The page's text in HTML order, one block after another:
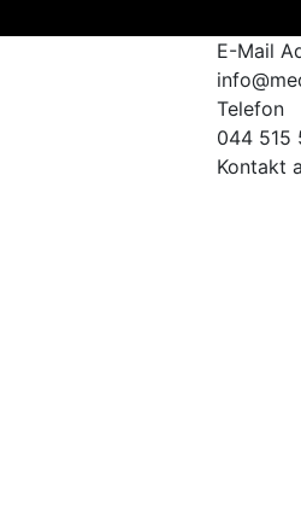
E-Mail
Telefon
044 515
Kontakt